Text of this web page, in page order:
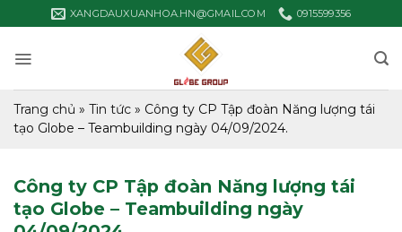
qua
dung
XANGDAUXUANHOA.HN@GMAIL.COM 0915599356
Trang chủ » Tin tức » Công ty CP Tập đoàn Năng lượng tái
tạo Globe – Teambuilding ngày 04/09/2024.
Công ty CP Tập đoàn Năng lượng tái
tạo Globe – Teambuilding ngày